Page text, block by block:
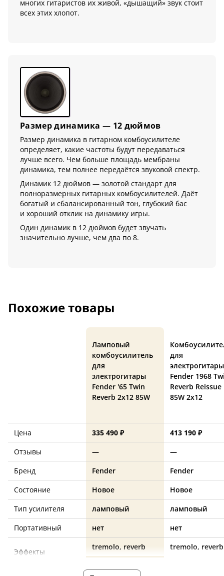
многих гитаристов их живой, «дышащий» звук стоит
всех этих хлопот.
Размер динамика — 12 дюймов
Размер динамика в гитарном комбоусилителе
определяет, какие частоты будут передаваться
лучше всего. Чем больше площадь мембраны
динамика, тем полнее передаётся звуковой спектр.
Динамик 12 дюймов — золотой стандарт для
полноразмерных гитарных комбоусилителей. Даёт
богатый и сбалансированный тон, глубокий бас
и хороший отклик на динамику игры.
Один динамик в 12 дюймов будет звучать
значительно лучше, чем два по 8.
Похожие товары
Ламповый
комбоусилитель
для
электрогитары
Fender '65 Twin
Reverb 2x12 85W
для
электрогитары
Fender 1968
Reverb Reissue
85W 2x12
Цена 335 490 ₽
413 190 ₽
Отзывы
—
—
Бренд
Fender
Fender
Состояние
Новое
Новое
Тип усилителя
ламповый
ламповый
Портативный
нет нет
Эффекты
tremolo, reverb tremolo, reverb